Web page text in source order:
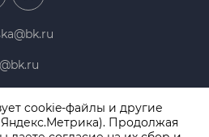
41-94-81
cookie-файлы и другие
Продолжая